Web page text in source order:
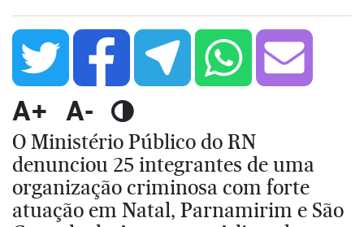
A+ A-
O Ministério Público do RN
denunciou 25 integrantes de uma
organização criminosa com forte
atuação em Natal, Parnamirim e São